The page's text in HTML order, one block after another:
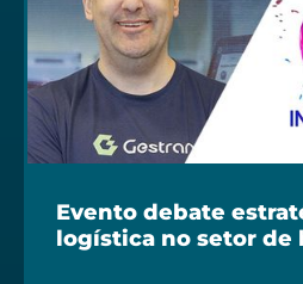
Evento debate
logística no setor de